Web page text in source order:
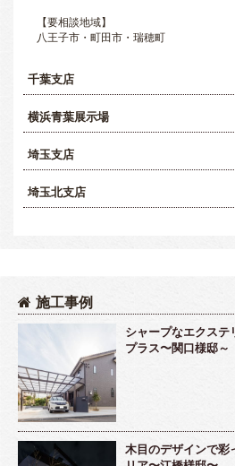
【要相談地域】
八王子市・町田市・瑞穂町
千葉支店
横浜青葉展示場
埼玉支店
埼玉北支店
施工事例
シャープなエクス
プラス〜関口様邸～
木目のデザインで彩